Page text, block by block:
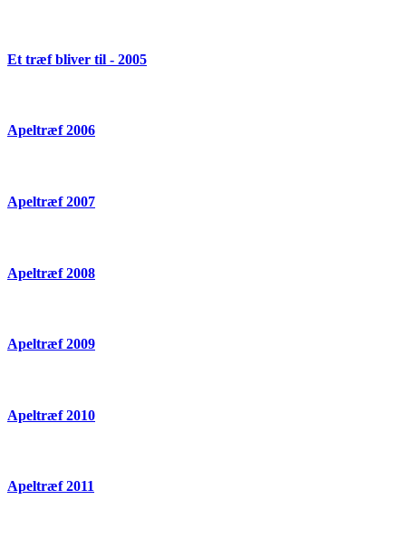
Et træf bliver til - 2005
Apeltræf 2006
Apeltræf 2007
Apeltræf 2008
Apeltræf 2009
Apeltræf 2010
Apeltræf 2011